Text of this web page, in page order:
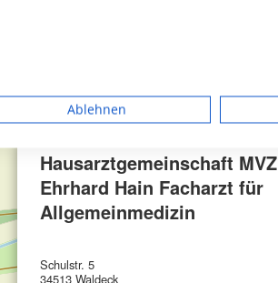
Hausarztgemeinschaft MVZ
Ehrhard Hain Facharzt für
Allgemeinmedizin
Schulstr. 5
34513 Waldeck
von Werbeanzeigen
Werbung
Werbung
von Inhalten
personalisierter Inhalte
Ablehnen